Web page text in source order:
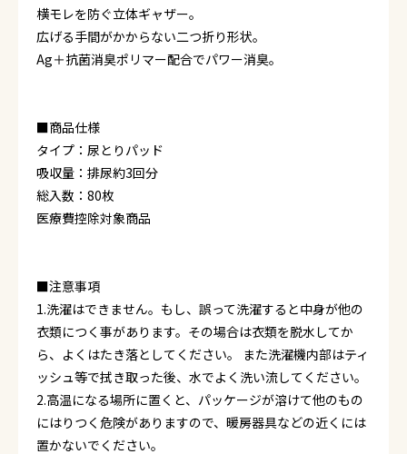
横モレを防ぐ立体ギャザー。
広げる手間がかからない二つ折り形状。
Ag＋抗菌消臭ポリマー配合でパワー消臭。
■商品仕様
タイプ：尿とりパッド
吸収量：排尿約3回分
総入数：80枚
医療費控除対象商品
■注意事項
1.洗濯はできません。もし、誤って洗濯すると中身が他の
衣類につく事があります。その場合は衣類を脱水してか
ら、よくはたき落としてください。 また洗濯機内部はティ
ッシュ等で拭き取った後、水でよく洗い流してください。
2.高温になる場所に置くと、パッケージが溶けて他のもの
にはりつく危険がありますので、暖房器具などの近くには
置かないでください。